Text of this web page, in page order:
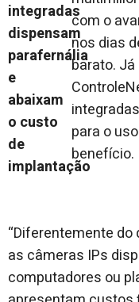
com o
nos dias
barato.
para o
benefício.
“Diferentemente
as câmeras IPs
computadores ou